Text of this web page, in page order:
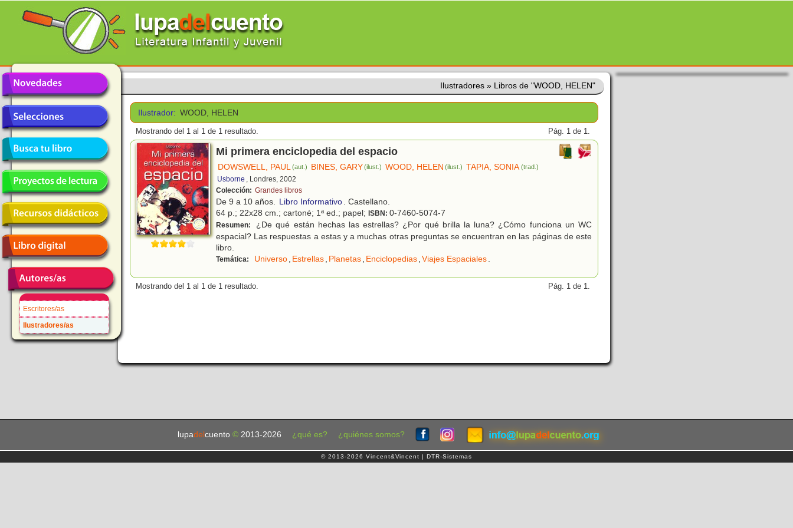
Escritores/as
Ilustradores/as
Ilustradores » Libros de "WOOD, HELEN"
Ilustrador: WOOD, HELEN
Mostrando del 1 al 1 de 1 resultado. Pág. 1 de 1.
Mi primera enciclopedia del espacio
DOWSWELL, PAUL(aut.) BINES, GARY(ilust.) WOOD, HELEN (ilust.) TAPIA, SONIA (trad.)
Usborne , Londres, 2002
Colección: Grandes libros
De 9 a 10 años. Libro Informativo. Castellano.
64 p.; 22x28 cm.; cartoné; 1ª ed.; papel; ISBN: 0-7460-5074-7
Resumen:
¿De qué están hechas las estrellas? ¿Por qué brilla la luna? ¿Cómo funciona un WC
espacial? Las respuestas a estas y a muchas otras preguntas se encuentran en las páginas de este
libro.
Temática: Universo, Estrellas, Planetas, Enciclopedias,Viajes Espaciales.
Mostrando del 1 al 1 de 1 resultado. Pág. 1 de 1.
lupadel cuento © 2013-2026 ¿qué es? ¿quiénes somos?
© 2013-2026 Vincent&Vincent | DTR-Sistemas